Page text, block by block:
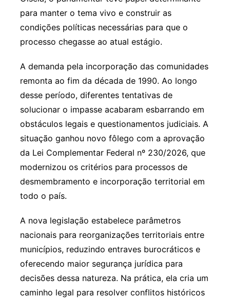
para manter o tema vivo e construir as
condições políticas necessárias para que o
processo chegasse ao atual estágio.
A demanda pela incorporação das comunidades
remonta ao fim da década de 1990. Ao longo
desse período, diferentes tentativas de
solucionar o impasse acabaram esbarrando em
obstáculos legais e questionamentos judiciais. A
situação ganhou novo fôlego com a aprovação
da Lei Complementar Federal nº 230/2026, que
modernizou os critérios para processos de
desmembramento e incorporação territorial em
todo o país.
A nova legislação estabelece parâmetros
nacionais para reorganizações territoriais entre
municípios, reduzindo entraves burocráticos e
oferecendo maior segurança jurídica para
decisões dessa natureza. Na prática, ela cria um
caminho legal para resolver conflitos históricos